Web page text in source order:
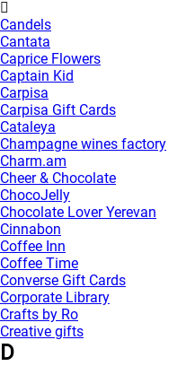
Candels
Cantata
Caprice Flowers
Captain Kid
Carpisa
Carpisa Gift Cards
Cataleya
Champagne wines factory
Charm.am
Cheer & Chocolate
ChocoJelly
Chocolate Lover Yerevan
Cinnabon
Coffee Inn
Coffee Time
Converse Gift Cards
Corporate Library
Crafts by Ro
Creative gifts
D